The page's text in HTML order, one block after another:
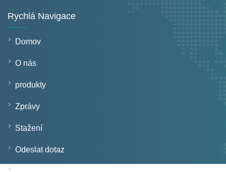
Rychlá Navigace
Domov
O nás
produkty
Zprávy
Stažení
Odeslat dotaz